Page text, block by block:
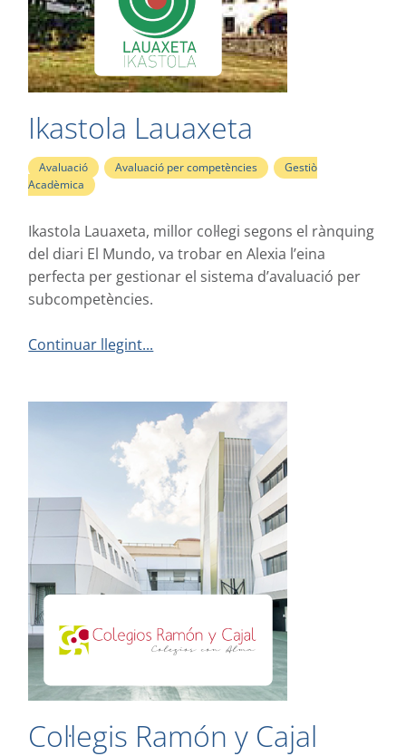
Ikastola Lauaxeta
Avaluació , Avaluació per competències ,
Gestiò
Acadèmica
Ikastola Lauaxeta, millor col·legi segons el rànquing
del diari El Mundo, va trobar en Alexia l’eina
perfecta per gestionar el sistema d’avaluació per
subcompetències.
Continuar llegint...
Col·legis Ramón y Cajal